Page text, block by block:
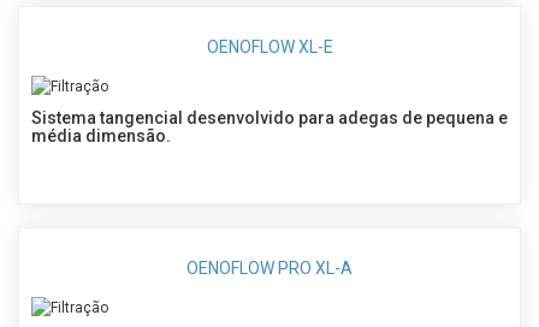
OENOFLOW XL-E
Sistema tangencial desenvolvido para adegas de pequena e
média dimensão.
OENOFLOW PRO XL-A